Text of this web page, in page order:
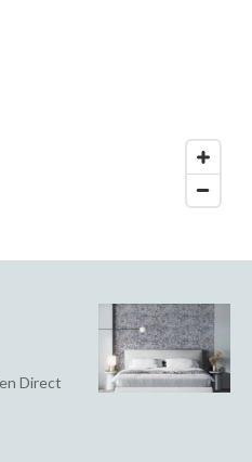
Direct